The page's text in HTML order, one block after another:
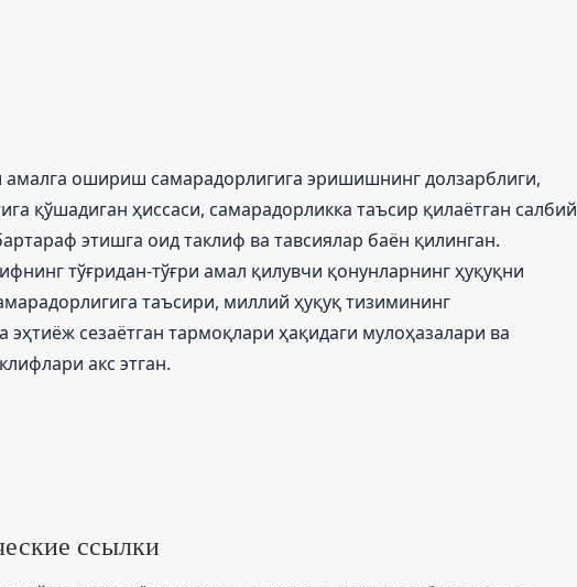
амалга ошириш самарадорлигига эришишнинг долзарблиги,
қўшадиган ҳиссаси, самарадорликка таъсир қилаётган салбий
этишга оид таклиф ва тавсиялар баён қилинган.
тўғридан-тўғри амал қилувчи қонунларнинг ҳуқуқни
таъсири, миллий ҳуқуқ тизимининг
эҳтиёж сезаётган тармоқлари ҳақидаги мулоҳазалари ва
акс этган.
ссылки